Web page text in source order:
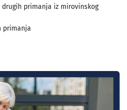
primanja iz mirovinskog
primanja